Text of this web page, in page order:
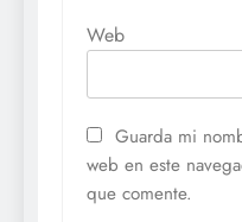
Web
Guarda mi
web en este
que comente.